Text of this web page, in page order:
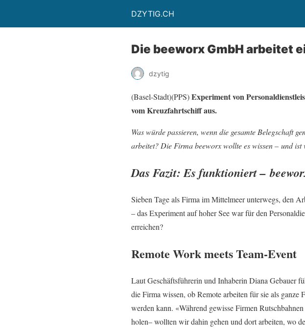
DZYTIG.CH
Die beeworx GmbH arbeitet
dzytig
(Basel-Stadt)(PPS)Experiment von
vom Kreuzfahrtschiff aus.
Was würde passieren, wenn die gesamte Belegschaft
arbeitet? Die Firma beeworx wollte es wissen – und ist
Das Fazit: Es funktioniert –
Sieben Tage als Firma im Mittelmeer unterwegs, den
– das Experiment auf hoher See war für den
erreichen?
Remote Work meets Team-Event
Laut Geschäftsführerin und Inhaberin Diana Gebauer
die Firma wissen, ob Remote arbeiten für sie als
werden kann. «Während gewisse Firmen
holen– wollten wir dahin gehen und dort arbeiten, wo